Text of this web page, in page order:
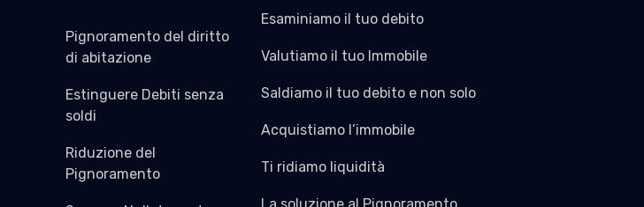
Pignoramento del diritto
di abitazione
Estinguere Debiti senza
soldi
Riduzione del
Pignoramento
Esaminiamo il tuo debito
Valutiamo il tuo Immobile
Saldiamo il tuo debito e non solo
Acquistiamo l’immobile
Ti ridiamo liquidità
La soluzione al Pignoramento